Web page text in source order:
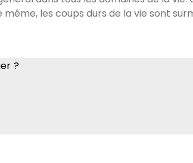
les coups durs de la vie sont
?